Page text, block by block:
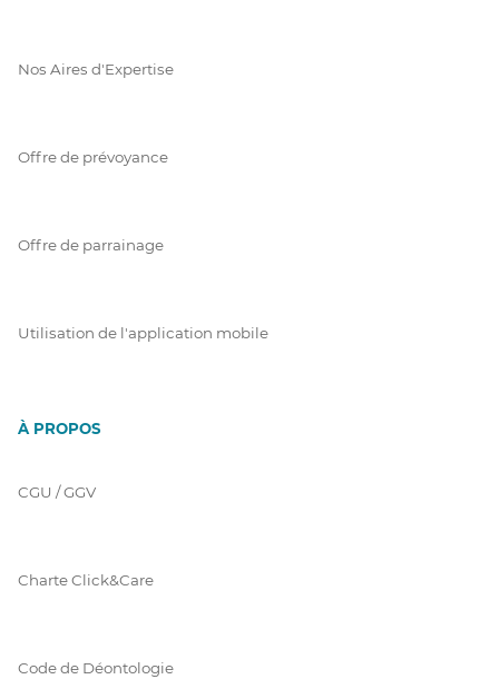
Nos Aires d'Expertise
Offre de prévoyance
Offre de parrainage
Utilisation de l'application mobile
À PROPOS
CGU / GGV
Charte Click&Care
Code de Déontologie